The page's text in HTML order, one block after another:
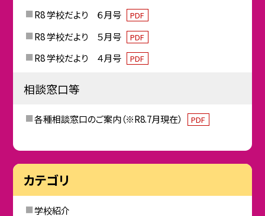
R8 学校だより ６月号 PDF
R8 学校だより ５月号 PDF
R8 学校だより ４月号 PDF
相談窓口等
各種相談窓口のご案内（※R8.7月現在） PDF
カテゴリ
学校紹介